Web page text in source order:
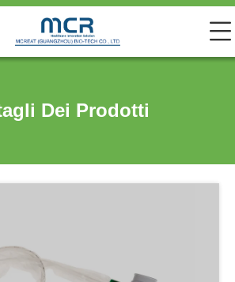
Dei Prodotti